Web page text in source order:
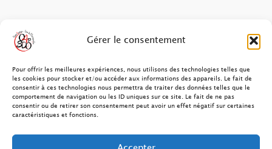
Gérer le consentement
Pour offrir les meilleures expériences, nous utilisons des technologies telles que
les cookies pour stocker et/ou accéder aux informations des appareils. Le fait de
consentir à ces technologies nous permettra de traiter des données telles que le
comportement de navigation ou les ID uniques sur ce site. Le fait de ne pas
consentir ou de retirer son consentement peut avoir un effet négatif sur certaines
caractéristiques et fonctions.
Contact
FAQ Ostéopathie Humaine